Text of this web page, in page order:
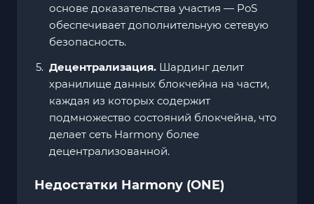
основе доказательства участия — PoS
обеспечивает дополнительную сетевую
безопасность.
Децентрализация. Шардинг делит
хранилище данных блокчейна на части,
каждая из которых содержит
подмножество состояний блокчейна, что
делает сеть Harmony более
децентрализованной.
Недостатки Harmony (ONE)